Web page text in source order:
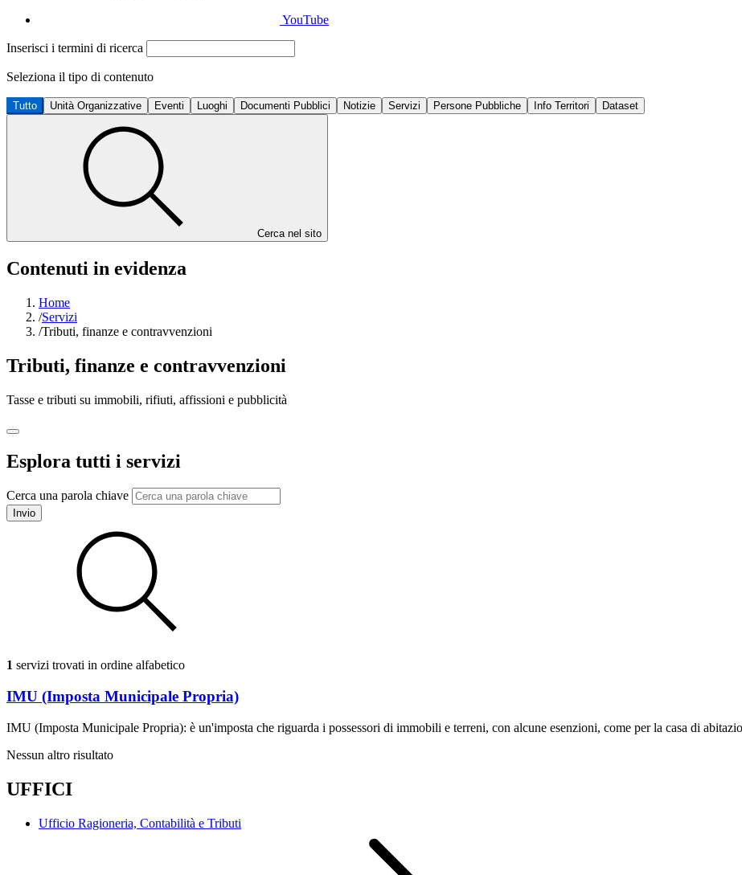
YouTube
Inserisci i termini di ricerca
Seleziona il tipo di contenuto
Tutto Unità Organizzative Eventi Luoghi Documenti Pubblici Notizie Servizi Persone Pubbliche Info Territori Dataset
Cerca nel sito
Contenuti in evidenza
Home
/Servizi
/Tributi, finanze e contravvenzioni
Tributi, finanze e contravvenzioni
Tasse e tributi su immobili, rifiuti, affissioni e pubblicità
Esplora tutti i servizi
Cerca una parola chiave
Invio
1 servizi trovati in ordine alfabetico
IMU (Imposta Municipale Propria)
IMU (Imposta Municipale Propria): è un'imposta che riguarda i possessori di immobili e terreni, con alcune esenzioni, come per la casa di
Nessun altro risultato
UFFICI
Ufficio Ragioneria, Contabilità e Tributi